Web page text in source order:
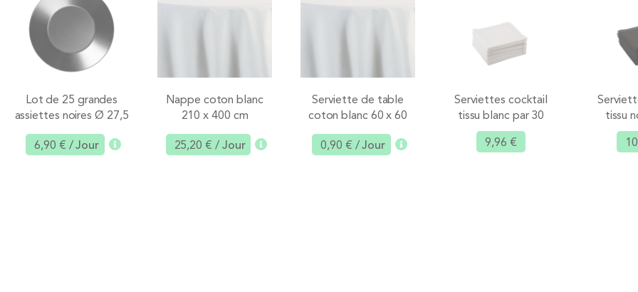
Lot de 25 grandes
assiettes noires Ø 27,5
cm
6,90 € / Jour
Nappe coton blanc
210 x 400 cm
25,20 € / Jour
Serviette de table
coton blanc 60 x 60
cm
0,90 € / Jour
Serviettes cocktail
tissu blanc par 30
9,96 €
tissu